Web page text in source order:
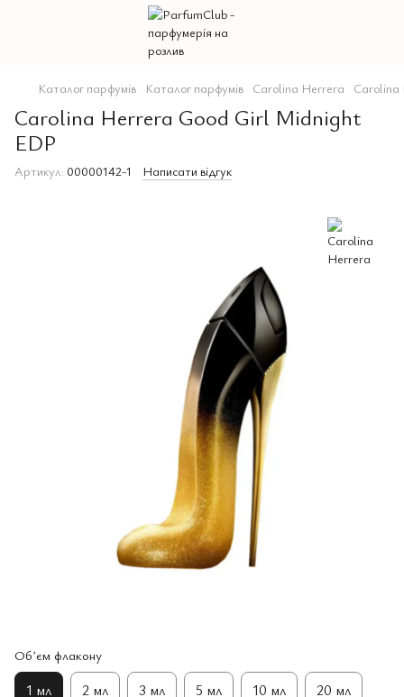
Каталог парфумів Каталог парфумів Carolina Herrera
Carolina Herrera Good Girl Midnight
EDP
Артикул: 00000142-1 Написати відгук
Обʼєм флакону
1 мл 2 мл 3 мл 5 мл 10 мл 20 мл